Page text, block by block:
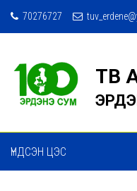
70276727
ҮНДСЭН ЦЭС